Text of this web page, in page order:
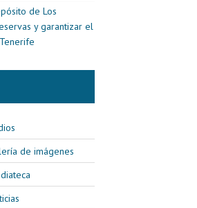
de Los
y garantizar el
de imágenes